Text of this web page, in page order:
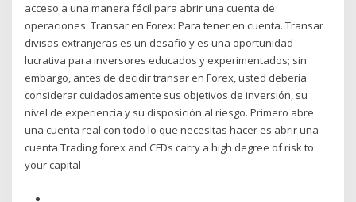
acceso a una manera fácil para abrir una cuenta de
operaciones. Transar en Forex: Para tener en cuenta. Transar
divisas extranjeras es un desafío y es una oportunidad
lucrativa para inversores educados y experimentados; sin
embargo, antes de decidir transar en Forex, usted debería
considerar cuidadosamente sus objetivos de inversión, su
nivel de experiencia y su disposición al riesgo. Primero abre
una cuenta real con todo lo que necesitas hacer es abrir una
cuenta Trading forex and CFDs carry a high degree of risk to
your capital